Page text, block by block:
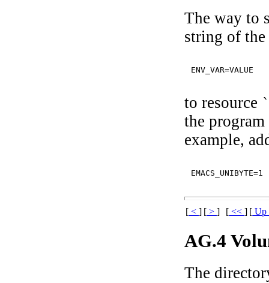
The way to
string of
to resource
the
example,
[ <] [ >] [ <<] [ Up
AG.4
The